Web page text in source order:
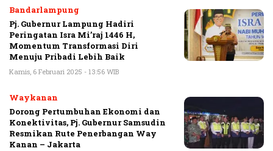
Bandarlampung
Pj. Gubernur Lampung Hadiri
Peringatan Isra Mi’raj 1446 H,
Momentum Transformasi Diri
Menuju Pribadi Lebih Baik
Kamis, 6 Februari 2025 - 13:56 WIB
Waykanan
Dorong Pertumbuhan Ekonomi dan
Konektivitas, Pj. Gubernur Samsudin
Resmikan Rute Penerbangan Way
Kanan – Jakarta